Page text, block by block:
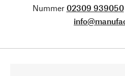
Nummer 02309 939050